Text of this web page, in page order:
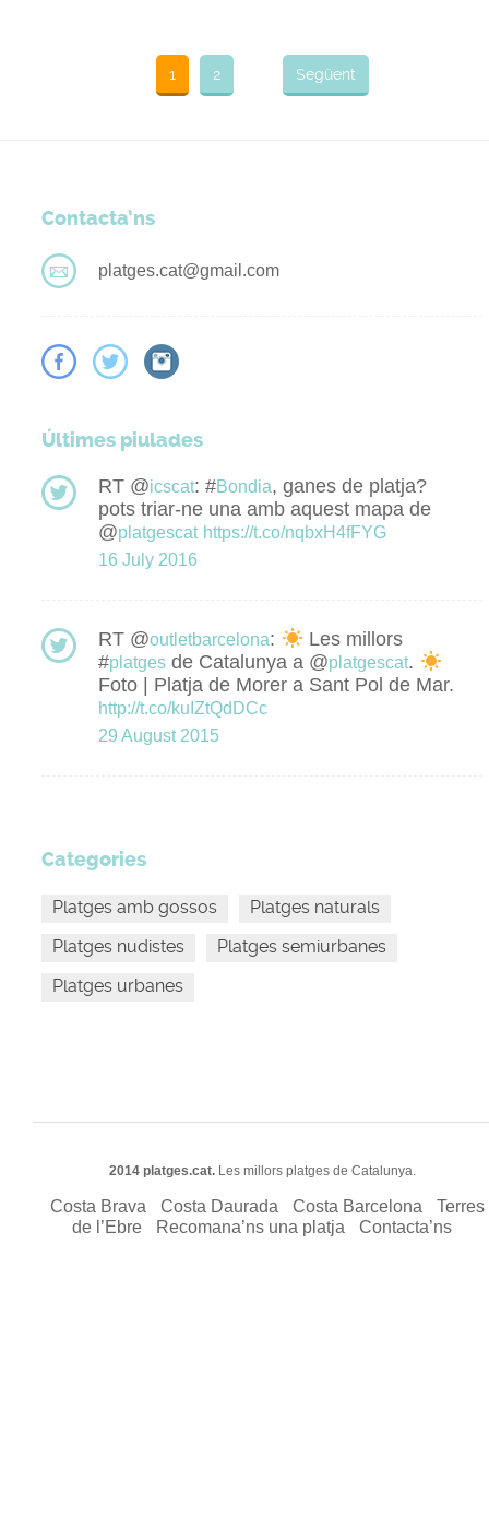
1 2 Següent
Contacta’ns
platges.cat@gmail.com
Últimes piulades
RT @icscat: #Bondia, ganes de platja?
pots triar-ne una amb aquest mapa de
@platgescat https://t.co/nqbxH4fFYG
16 July 2016
RT @outletbarcelona:
Les millors
#platges de Catalunya a @platgescat.
Foto | Platja de Morer a Sant Pol de Mar.
http://t.co/kuIZtQdDCc
29 August 2015
Categories
Platges amb gossos
Platges naturals
Platges nudistes
Platges semiurbanes
Platges urbanes
2014 platges.cat.Les millors platges de Catalunya.
Costa Brava Costa Daurada Costa Barcelona
Terres
de l’Ebre
Recomana’ns una platja Contacta’ns